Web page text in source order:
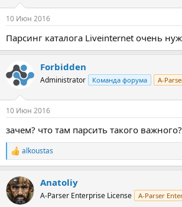
10 Июн 2016
Парсинг каталога Liveinternet очень
Forbidden
Administrator Команда форума A-
10 Июн 2016
зачем? что там парсить такого важного?
Р
е
к
ц
и
alkoustas
Anatoliy
A-Parser Enterprise License A-Parser